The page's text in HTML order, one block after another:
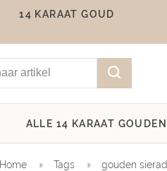
14 KARAAT GOUD
ALLE 14 KARAAT
Home Tags gouden